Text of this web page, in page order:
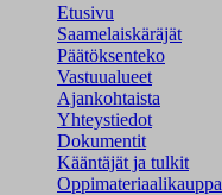
Etusivu
Saamelaiskäräjät
Päätöksenteko
Vastuualueet
Ajankohtaista
Yhteystiedot
Dokumentit
Kääntäjät ja tulkit
Oppimateriaalikauppa